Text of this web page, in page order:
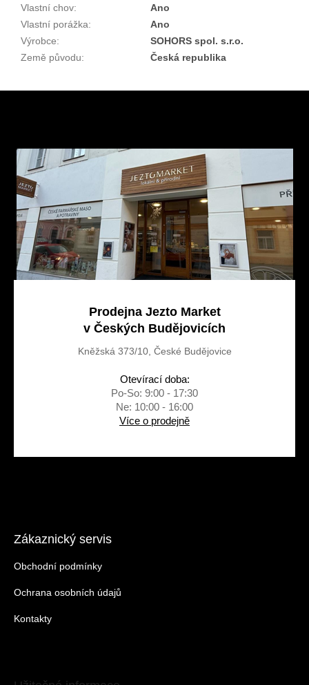
Vlastní chov:
Ano
Vlastní porážka:
Ano
Výrobce:
SOHORS spol. s.r.o.
Země původu: Česká republika
Prodejna Jezto Market
v Českých Budějovicích
Kněžská 373/10, České Budějovice
Otevírací doba:
Po-So: 9:00 - 17:30
Ne: 10:00 - 16:00
Více o prodejně
Zákaznický servis
Obchodní podmínky
Ochrana osobních údajů
Kontakty